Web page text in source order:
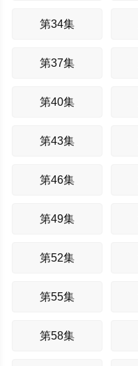
第34集
第37集
第40集
第43集
第46集
第49集
第52集
第55集
第58集